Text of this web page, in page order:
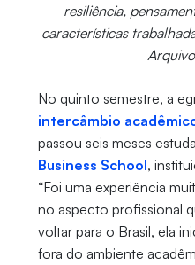
resiliência,
características
No quinto semestre, a
intercâmbio
passou seis meses
Business School,
“Foi uma experiência
no aspecto profissional
voltar para o Brasil, ela
fora do ambiente